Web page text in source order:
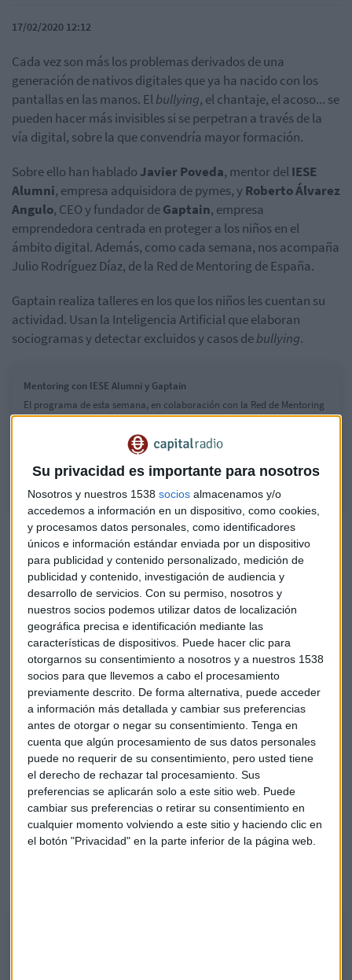
Su privacidad es importante para nosotros
Nosotros y nuestros 1538 socios almacenamos y/o
accedemos a información en un dispositivo, como cookies,
y procesamos datos personales, como identificadores
únicos e información estándar enviada por un dispositivo
para publicidad y contenido personalizado, medición de
publicidad y contenido, investigación de audiencia y
desarrollo de servicios. Con su permiso, nosotros y
nuestros socios podemos utilizar datos de localización
geográfica precisa e identificación mediante las
características de dispositivos. Puede hacer clic para
otorgarnos su consentimiento a nosotros y a nuestros 1538
socios para que llevemos a cabo el procesamiento
previamente descrito. De forma alternativa, puede acceder
a información más detallada y cambiar sus preferencias
antes de otorgar o negar su consentimiento. Tenga en
cuenta que algún procesamiento de sus datos personales
puede no requerir de su consentimiento, pero usted tiene
el derecho de rechazar tal procesamiento. Sus
preferencias se aplicarán solo a este sitio web. Puede
cambiar sus preferencias o retirar su consentimiento en
cualquier momento volviendo a este sitio y haciendo clic en
el botón "Privacidad" en la parte inferior de la página web.
17/02/2020 12:12
Cada vez son más los problemas derivados de una
generación de nativos digitales que ya ha nacido con los
pantallas en las manos. Elbullying, el chantaje, el acoso... se
pueden hacer más invisibles si se perpetran a través de la
vía digital, sobre la que convendría mayor formación.
Sobre ello han hablado Javier Poveda, mentor delIESE
Alumni, empresa adquisidora de pymes, yRoberto Álvarez
Angulo, CEO y fundador deGaptain, empresa
emprendedora centrada en proteger a los niños en el
ámbito digital. Además, como cada semana, nos acompaña
Julio Rodríguez Díaz, de la Red de Mentoring de España.
Gaptain realiza talleres en los que los niños les cuentan su
actividad. Usan la Inteligencia Artificial que elaboran
sociogramas y detectar excluidos y casos debullying.
Mentoring con IESE Alumni y Gaptain
El programa de esta semana, en colaboración con la Red de Mentoring
mentores de IESE Alumni. También participa Javier Poveda Sánchez,
¿Puede el mentoring ayudarnos a combatir el estrés?
Eloquenze, la radio escolar que muestra la colaboración
público-privada del mentoring
Para Álvarez Angulo, los niños adolescentes se están
exponiendo a muchos riesgos en Internet.1 de cada 3
jóvenes realizasexting(comparte actividad sexual en la
red), lo que a veces da lugar a chantajes.
El emprendimiento
En este camino ha sido fundamentaL la figura de mentor de
Javier Poveda. Ambos se conocieron y sacaron adelante el
proyecto a través de la aceleradora destartups
Aunque el CEO de Gaptain proviene del mundo de la
ciberseguridad, ha terminado en un mundo (el de la
educación en las aulas) que desconocía y en el que carecía